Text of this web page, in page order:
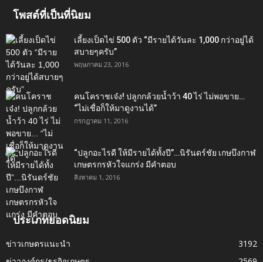
โพสต์ที่เป็นที่นิยม
เลี้ยงเป็ดไข่ 500 ตัว “มีรายได้วันละ 1,000 กว่าอยู่ได้
สบายๆครับ”
พฤษภาคม 23, 2016
คนโคราชเจ๋ง! ปลูกกล้วยน้ำว้า 40 ไร่ ไม่พอขาย…
“ไม่เชื่อก็ให้มาดูงานได้”‬
กรกฎาคม 11, 2016
“ปลูกอะไรดี ให้มีรายได้ทั้งปี”…นิรันดร์ชัย เกษบึงกาฬ
เกษตรกรหัวใจแกร่ง มีคำตอบ
สิงหาคม 1, 2016
ประเภทยอดนิยม
ข่าวเกษตรแนะนำ
3192